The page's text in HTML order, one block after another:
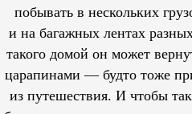
побывать в нескольких
и на багажных лентах
такого домой он может
царапинами — будто тоже
из путешествия. И чтобы